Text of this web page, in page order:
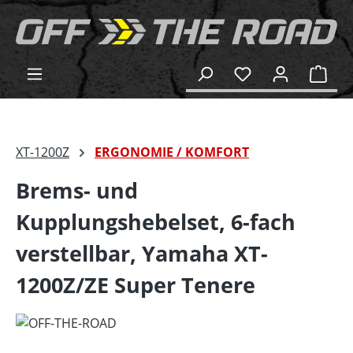
springen
XT-1200Z ERGONOMIE / KOMFORT
Brems- und
Kupplungshebelset, 6-fach
verstellbar, Yamaha XT-
1200Z/ZE Super Tenere